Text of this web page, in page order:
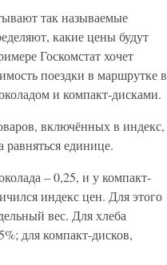
так называемые
какие цены будут
Госкомстат хочет
поездки в маршрутке в
и компакт-дисками.
включённых в индекс,
единице.
– 0,25, и у компакт-
индекс цен. Для этого
вес. Для хлеба
для компакт-дисков,